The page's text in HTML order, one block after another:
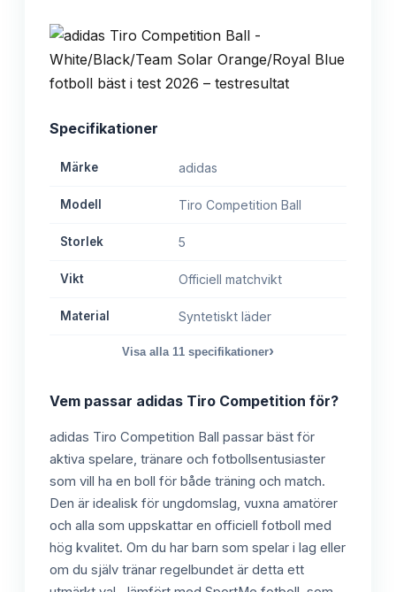
Specifikationer
Märke adidas
Modell Tiro Competition Ball
Storlek 5
Vikt Officiell matchvikt
Material Syntetiskt läder
Visa alla 11 specifikationer›
Vem passar adidas Tiro Competition för?
adidas Tiro Competition Ball passar bäst för
aktiva spelare, tränare och fotbollsentusiaster
som vill ha en boll för både träning och match.
Den är idealisk för ungdomslag, vuxna amatörer
och alla som uppskattar en officiell fotboll med
hög kvalitet. Om du har barn som spelar i lag eller
om du själv tränar regelbundet är detta ett